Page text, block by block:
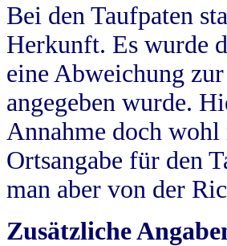
Bei den Taufpaten
Herkunft. Es wurde
eine Abweichung
angegeben wurde.
Annahme doch
Ortsangabe für den
man aber von der
Zusätzliche